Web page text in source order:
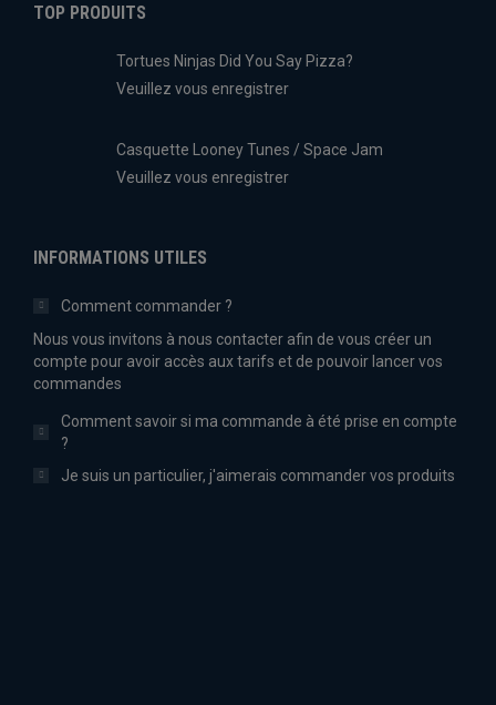
TOP PRODUITS
Tortues Ninjas Did You Say Pizza?
Veuillez vous enregistrer
Casquette Looney Tunes / Space Jam
Veuillez vous enregistrer
INFORMATIONS UTILES
Comment commander ?
Nous vous invitons à nous contacter afin de vous créer un
compte pour avoir accès aux tarifs et de pouvoir lancer vos
commandes
Comment savoir si ma commande à été prise en compte
?
Je suis un particulier, j'aimerais commander vos produits